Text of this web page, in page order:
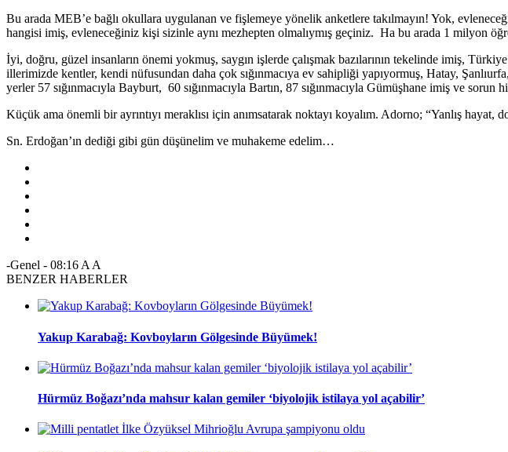
Bu arada MEB’e bağlı okullara uygulanan ve fişlemeye yönelik anketlere takılmayın! Yok,
hangisi imiş, evleneceğiniz kişi sizinle aynı mezhepten olmalıymış geçiniz. Ha bu arada 1 milyon
İyi, doğru, güzel insanların önemi yokmuş, saygın işlerde çalışmak bazılarının tekelinde imiş,
illerimizde kentler, kendi nüfusundan daha çok sığınmacıya ev sahipliği yapıyormuş, Hatay,
yerler 57 sığınmacıyla Bayburt, 60 sığınmacıyla Bartın, 87 sığınmacıyla Gümüşhane imiş ve
Küçük ama önemli bir ayrıntıyı meraklısı için anımsatarak noktayı koyalım. Adorno; “Yanlış hayat,
Sn. Erdoğan’ın dediği gibi gün düşünelim ve muhakeme edelim…
-Genel - 08:16 A A
BENZER HABERLER
Yakup Karabağ: Kovboyların Gölgesinde Büyümek!
Hürmüz Boğazı’nda mahsur kalan gemiler ‘biyolojik istilaya yol açabilir’